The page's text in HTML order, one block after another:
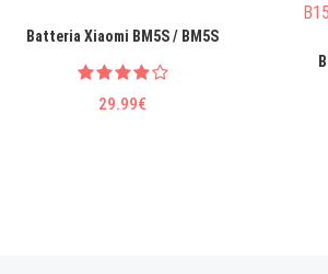
Batteria Xiaomi BM5S / BM5S
29.99€